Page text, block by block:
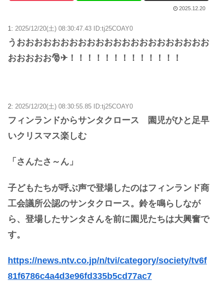
2025.12.20
1: 2025/12/20(土) 08:30:47.43 ID:tj25COAY0
うおおおおおおおおおおおおおおおおおおおおおお
おおおおお🎅✈！！！！！！！！！！！！！
2: 2025/12/20(土) 08:30:55.85 ID:tj25COAY0
フィンランドからサンタクロース 園児がひと足早
いクリスマス楽しむ
「さんたさ～ん」
子どもたちが呼ぶ声で登場したのはフィンランド商
工会議所公認のサンタクロース。鈴を鳴らしなが
ら、登場したサンタさんを前に園児たちは大興奮で
す。
https://news.ntv.co.jp/n/tvi/category/society/tv6f
81f6786c4a4d3e96fd335b5cd77ac7